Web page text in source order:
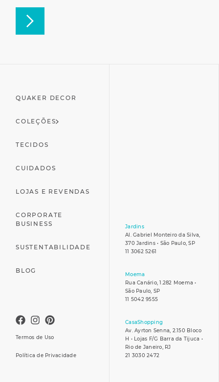
QUAKER DECOR
COLEÇÕES
TECIDOS
CUIDADOS
LOJAS E REVENDAS
CORPORATE
BUSINESS
SUSTENTABILIDADE
BLOG
Termos de Uso
Política de Privacidade
Jardins
Al. Gabriel Monteiro da Silva,
370 Jardins • São Paulo, SP
11 3062 5261
Moema
Rua Canário, 1.282 Moema •
São Paulo, SP
11 5042 9555
CasaShopping
Av. Ayrton Senna, 2.150 Bloco
H • Lojas F/G Barra da Tijuca •
Rio de Janeiro, RJ
21 3030 2472